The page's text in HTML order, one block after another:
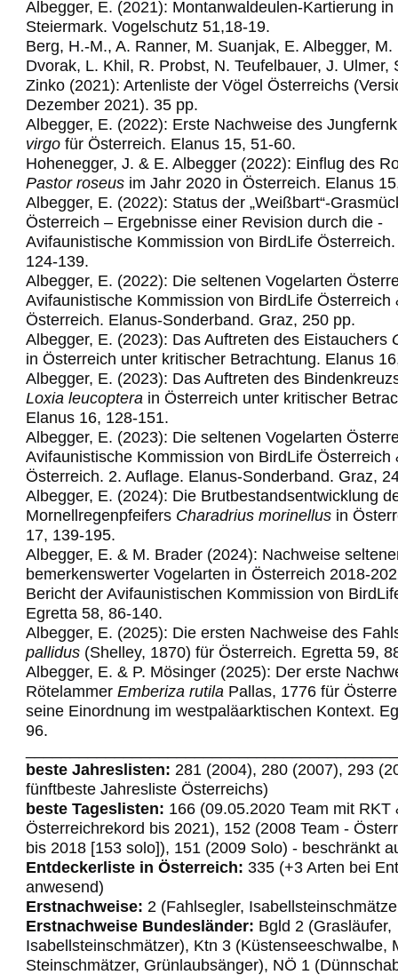
Albegger, E. (2021): Montanwaldeulen-Kartierung in
Steiermark. Vogelschutz 51,18-19.
Berg, H.-M., A. Ranner, M. Suanjak, E. Albegger, M.
Dvorak, L. Khil, R. Probst, N. Teufelbauer, J. Ulmer,
Zinko (2021): Artenliste der Vögel Österreichs
Dezember 2021). 35 pp.
Albegger, E. (2022): Erste Nachweise des
virgo für Österreich. Elanus 15, 51-60.
Hohenegger, J. & E. Albegger (2022): Einflug des
Pastor roseus im Jahr 2020 in Österreich. Elanus
Albegger, E. (2022): Status der „Weißbart“-
Österreich – Ergebnisse einer Revision­ ­durch­ die ­
Avifaunistische­ Kommission­ von ­BirdLife ­Österre
124-139.
Albegger, E. (2022): Die seltenen Vogelarten
Avifaunistische Kommission von BirdLife Österreich
Österreich. Elanus-Sonderband. Graz, 250 pp.
Albegger, E. (2023): Das Auftreten des Eistauchers
in Österreich unter kritischer Betrachtung. Elanus
Albegger, E. (2023): Das Auftreten des
Loxia leucoptera in Österreich unter kritischer
Elanus 16, 128-151.
Albegger, E. (2023): Die seltenen Vogelarten
Avifaunistische Kommission von BirdLife Österreich
Österreich. 2. Auflage. Elanus-Sonderband. Graz,
Albegger, E. (2024): Die Brutbestandsentwicklung
Mornellregenpfeifers Charadrius morinellus in
17, 139-195.
Albegger, E. & M. Brader (2024): Nachweise
bemerkenswerter Vogelarten in Österreich 2018-
Bericht der Avifaunistischen Kommission von
Egretta 58, 86-140.
Albegger, E. (2025): Die ersten Nachweise des
pallidus (Shelley, 1870) für Österreich. Egretta 59,
Albegger, E. & P. Mösinger (2025): Der erste
Rötelammer Emberiza rutila Pallas, 1776 für
seine Einordnung im westpaläarktischen Kontext.
96.
beste Jahreslisten: 281 (2004), 280 (2007), 293
fünftbeste Jahresliste Österreichs)
beste Tageslisten: 166 (09.05.2020 Team mit RKT
Österreichrekord bis 2021), 152 (2008 Team -
bis 2018 [153 solo]), 151 (2009 Solo) - beschränkt
Entdeckerliste in Österreich: 335 (+3 Arten bei
anwesend)
Erstnachweise: 2 (Fahlsegler,
Erstnachweise Bundesländer: Bgld 2 (Grasläufer,
Isabellsteinschmätzer), Ktn 3 (Küstenseeschwalbe,
Steinschmätzer, Grünlaubsänger), NÖ 1